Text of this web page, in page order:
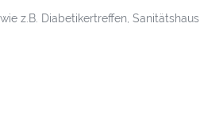
z.B. Diabetikertreffen, Sanitätshaus,